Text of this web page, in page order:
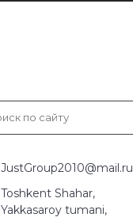
JustGroup2010@mail.ru
Toshkent Shahar,
Yakkasaroy tumani,